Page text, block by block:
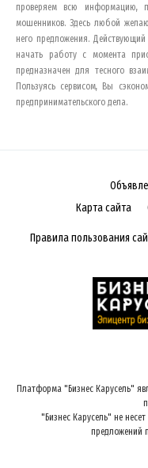
проверяем всю информацию,
мошенников. Здесь любой
него предложения.
начать работу с момента
предназначен для тесного
Пользуясь сервисом, Вы
предпринимательского дела.
Карта сайта
Правила пользования
Платформа "Бизнес Карусель"
"Бизнес Карусель" не
предложений